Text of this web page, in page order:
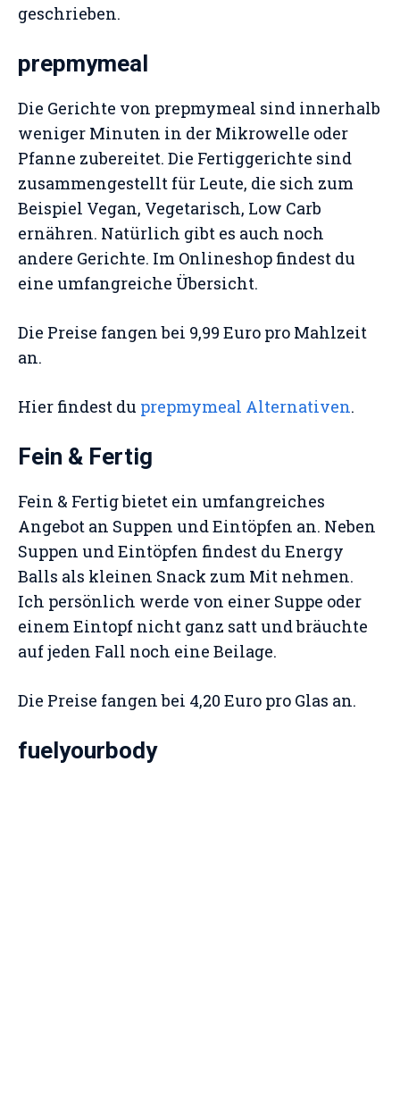
geschrieben.
prepmymeal
Die Gerichte von prepmymeal sind innerhalb
weniger Minuten in der Mikrowelle oder
Pfanne zubereitet. Die Fertiggerichte sind
zusammengestellt für Leute, die sich zum
Beispiel Vegan, Vegetarisch, Low Carb
ernähren. Natürlich gibt es auch noch
andere Gerichte. Im Onlineshop findest du
eine umfangreiche Übersicht.
Die Preise fangen bei 9,99 Euro pro Mahlzeit
an.
Hier findest du prepmymeal Alternativen.
Fein & Fertig
Fein & Fertig bietet ein umfangreiches
Angebot an Suppen und Eintöpfen an. Neben
Suppen und Eintöpfen findest du Energy
Balls als kleinen Snack zum Mit nehmen.
Ich persönlich werde von einer Suppe oder
einem Eintopf nicht ganz satt und bräuchte
auf jeden Fall noch eine Beilage.
Die Preise fangen bei 4,20 Euro pro Glas an.
fuelyourbody